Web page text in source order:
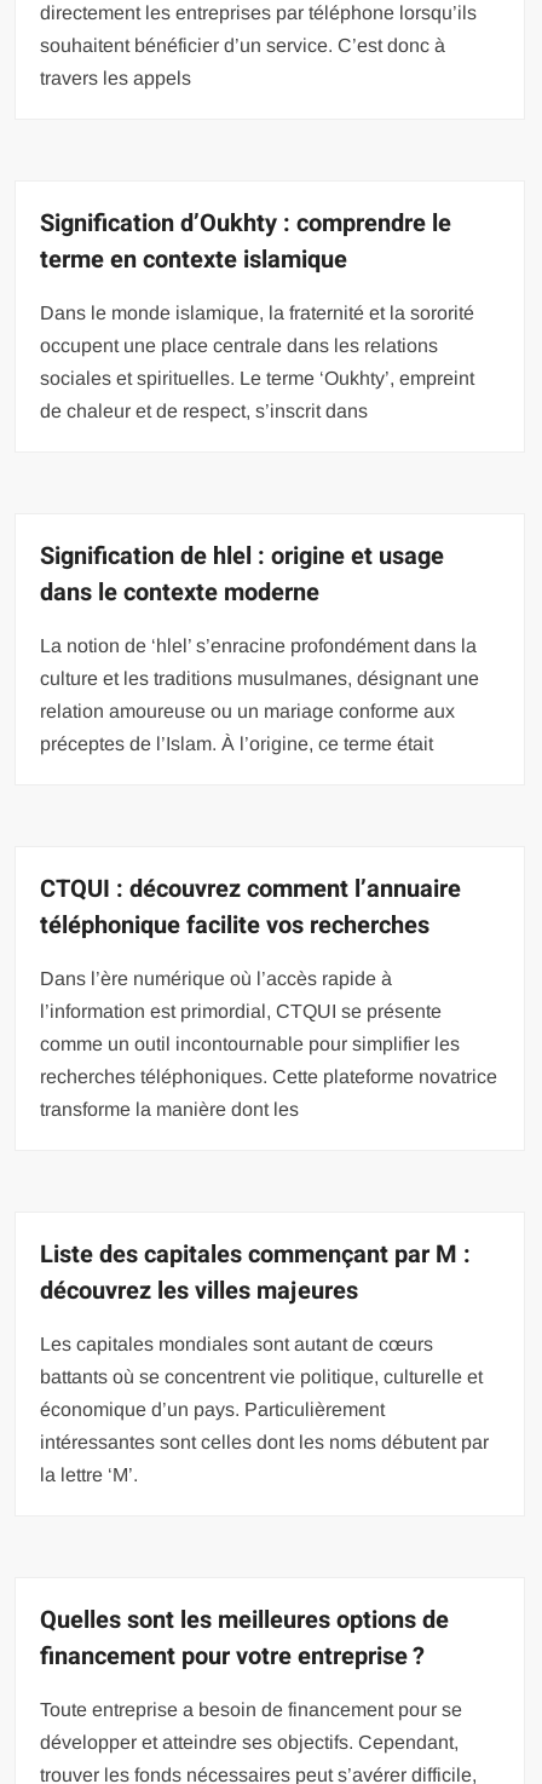
directement les entreprises par téléphone lorsqu’ils
souhaitent bénéficier d’un service. C’est donc à
travers les appels
Signification d’Oukhty : comprendre le
terme en contexte islamique
Dans le monde islamique, la fraternité et la sororité
occupent une place centrale dans les relations
sociales et spirituelles. Le terme ‘Oukhty’, empreint
de chaleur et de respect, s’inscrit dans
Signification de hlel : origine et usage
dans le contexte moderne
La notion de ‘hlel’ s’enracine profondément dans la
culture et les traditions musulmanes, désignant une
relation amoureuse ou un mariage conforme aux
préceptes de l’Islam. À l’origine, ce terme était
CTQUI : découvrez comment l’annuaire
téléphonique facilite vos recherches
Dans l’ère numérique où l’accès rapide à
l’information est primordial, CTQUI se présente
comme un outil incontournable pour simplifier les
recherches téléphoniques. Cette plateforme novatrice
transforme la manière dont les
Liste des capitales commençant par M :
découvrez les villes majeures
Les capitales mondiales sont autant de cœurs
battants où se concentrent vie politique, culturelle et
économique d’un pays. Particulièrement
intéressantes sont celles dont les noms débutent par
la lettre ‘M’.
Quelles sont les meilleures options de
financement pour votre entreprise ?
Toute entreprise a besoin de financement pour se
développer et atteindre ses objectifs. Cependant,
trouver les fonds nécessaires peut s’avérer difficile,